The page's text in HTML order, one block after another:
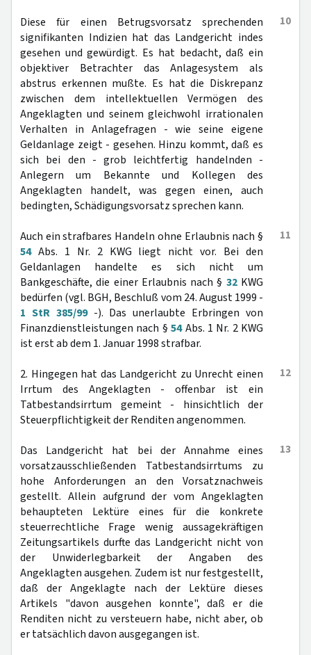
10
Diese für einen Betrugsvorsatz sprechenden
signifikanten Indizien hat das Landgericht indes
gesehen und gewürdigt. Es hat bedacht, daß ein
objektiver Betrachter das Anlagesystem als
abstrus erkennen mußte. Es hat die Diskrepanz
zwischen dem intellektuellen Vermögen des
Angeklagten und seinem gleichwohl irrationalen
Verhalten in Anlagefragen - wie seine eigene
Geldanlage zeigt - gesehen. Hinzu kommt, daß es
sich bei den - grob leichtfertig handelnden -
Anlegern um Bekannte und Kollegen des
Angeklagten handelt, was gegen einen, auch
bedingten, Schädigungsvorsatz sprechen kann.
11
Auch ein strafbares Handeln ohne Erlaubnis nach §
54Abs. 1 Nr. 2 KWG liegt nicht vor. Bei den
Geldanlagen handelte es sich nicht um
Bankgeschäfte, die einer Erlaubnis nach § 32KWG
bedürfen (vgl. BGH, Beschluß vom 24. August 1999 -
1 StR 385/99-). Das unerlaubte Erbringen von
Finanzdienstleistungen nach §54Abs. 1 Nr. 2 KWG
ist erst ab dem 1. Januar 1998 strafbar.
12
2. Hingegen hat das Landgericht zu Unrecht einen
Irrtum des Angeklagten - offenbar ist ein
Tatbestandsirrtum gemeint - hinsichtlich der
Steuerpflichtigkeit der Renditen angenommen.
13
Das Landgericht hat bei der Annahme eines
vorsatzausschließenden Tatbestandsirrtums zu
hohe Anforderungen an den Vorsatznachweis
gestellt. Allein aufgrund der vom Angeklagten
behaupteten Lektüre eines für die konkrete
steuerrechtliche Frage wenig aussagekräftigen
Zeitungsartikels durfte das Landgericht nicht von
der Unwiderlegbarkeit der Angaben des
Angeklagten ausgehen. Zudem ist nur festgestellt,
daß der Angeklagte nach der Lektüre dieses
Artikels "davon ausgehen konnte", daß er die
Renditen nicht zu versteuern habe, nicht aber, ob
er tatsächlich davon ausgegangen ist.